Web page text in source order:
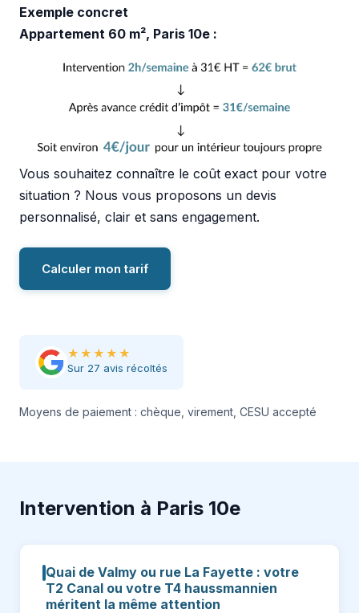
Exemple concret
Appartement 60 m², Paris 10e :
Vous souhaitez connaître le coût exact pour votre
situation ? Nous vous proposons un devis
personnalisé, clair et sans engagement.
Calculer mon tarif
★★★★★
Sur 27 avis récoltés
Moyens de paiement : chèque, virement, CESU accepté
Intervention à Paris 10e
Quai de Valmy ou rue La Fayette : votre
T2 Canal ou votre T4 haussmannien
méritent la même attention